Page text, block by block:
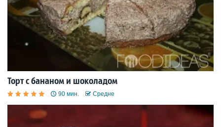
Торт с бананом и шоколадом
90 мин. Средне